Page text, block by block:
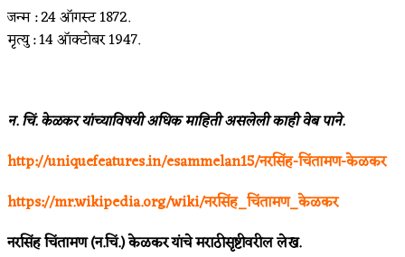
जन्म : 24 ऑगस्ट 1872.
मृत्यु : 14 ऑक्टोबर 1947.
न. चिं. केळकर यांच्याविषयी अधिक माहिती असलेली काही वेब पाने.
http://uniquefeatures.in/esammelan15/नरसिंह-चिंतामण-केळकर
https://mr.wikipedia.org/wiki/नरसिंह_चिंतामण_केळकर
नरसिंह चिंतामण (न.चिं.) केळकर यांचे मराठीसृष्टीवरील लेख.